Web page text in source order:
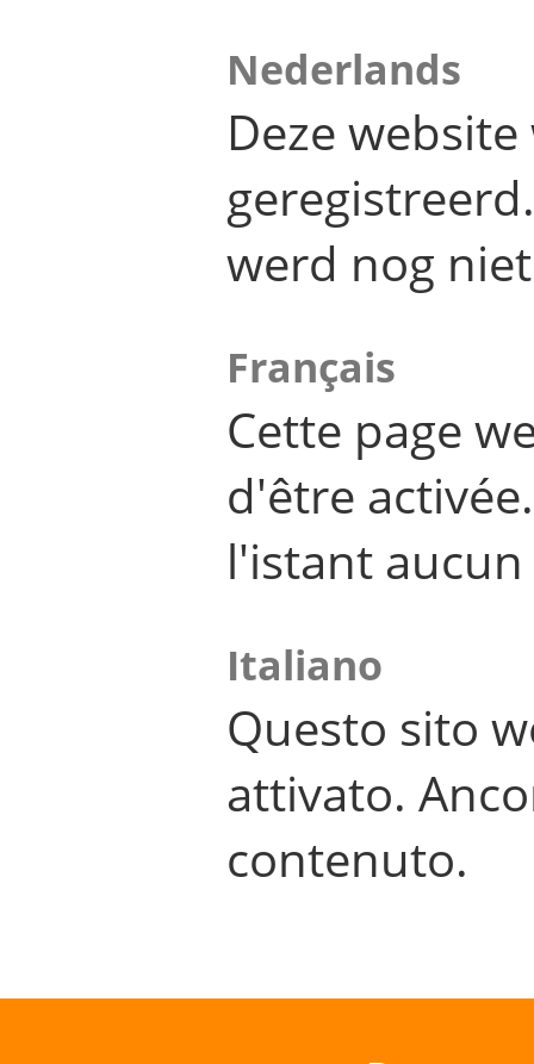
Nederlands
Deze
werd nog
Français
Cette page
d'être
l'istant
Italiano
Questo sito
attivato.
contenuto.